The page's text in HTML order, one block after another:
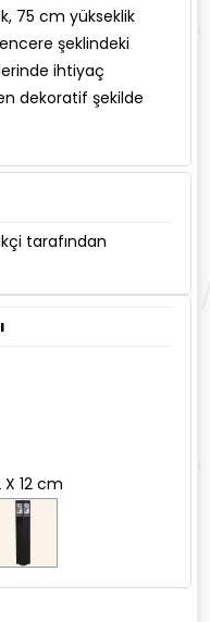
75 cm yükseklik
şeklindeki
ihtiyaç
dekoratif şekilde
tarafından
X 12 cm